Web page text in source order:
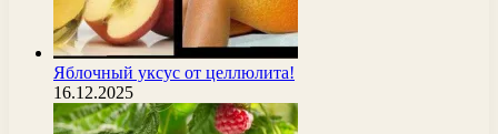
Яблочный уксус от целлюлита!
16.12.2025